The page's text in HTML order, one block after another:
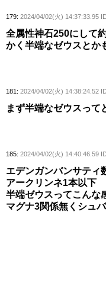
179: 2024/04/02(火) 14:37:33.95
全属性神石250にして
かく半端なゼウスとか
181: 2024/04/02(火) 14:38:24.52
まず半端なゼウスって
185: 2024/04/02(火) 14:40:46.59
エデンガンバンサティ
アークリンネ1本以下
半端ゼウスってこんな
マグナ3関係無くシュ